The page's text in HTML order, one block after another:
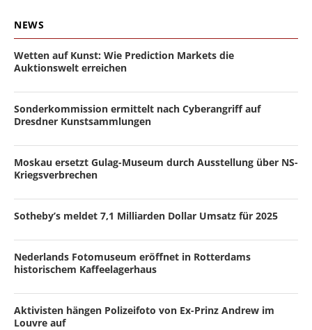
NEWS
Wetten auf Kunst: Wie Prediction Markets die
Auktionswelt erreichen
Sonderkommission ermittelt nach Cyberangriff auf
Dresdner Kunstsammlungen
Moskau ersetzt Gulag-Museum durch Ausstellung über NS-
Kriegsverbrechen
Sotheby’s meldet 7,1 Milliarden Dollar Umsatz für 2025
Nederlands Fotomuseum eröffnet in Rotterdams
historischem Kaffeelagerhaus
Aktivisten hängen Polizeifoto von Ex-Prinz Andrew im
Louvre auf